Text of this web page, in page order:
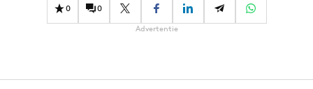
Interne communicatie
0 0
Advertentie